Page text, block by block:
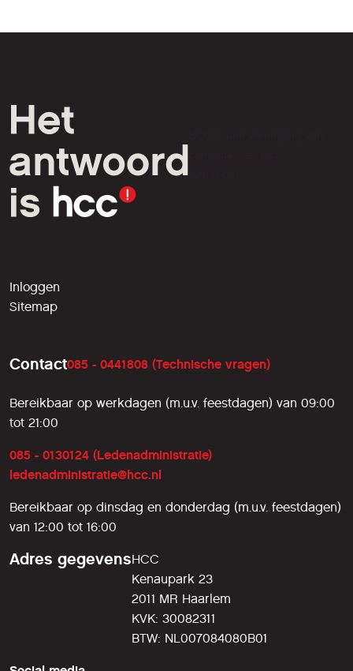
liefhebbers.
Inloggen
Sitemap
Contact085 - 0441808 (Technische vragen)
Bereikbaar op werkdagen (m.u.v. feestdagen) van 09:00
tot 21:00
085 - 0130124 (Ledenadministratie)
ledenadministratie@hcc.nl
Bereikbaar op dinsdag en donderdag (m.u.v. feestdagen)
van 12:00 tot 16:00
Adres gegevensHCC
Kenaupark 23
2011 MR Haarlem
KVK: 30082311
BTW: NL007084080B01